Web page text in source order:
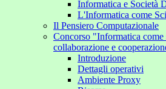
Informatica e Società
L'Informatica come
Il Pensiero Computazionale
Concorso "Informatica come
collaborazione e
Introduzione
Dettagli operativi
Ambiente Proxy